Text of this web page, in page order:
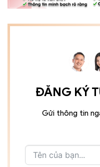
ĐĂNG KÝ
Gửi thông tin